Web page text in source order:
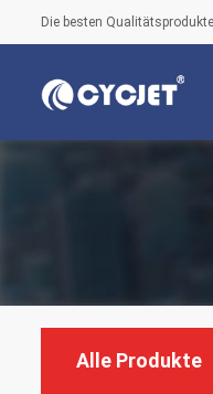
Die besten
Alle Produkte